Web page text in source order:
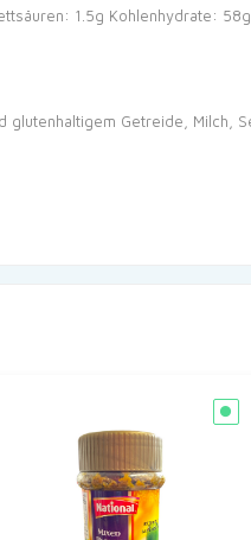
1.5g Kohlenhydrate: 58g
Getreide, Milch,